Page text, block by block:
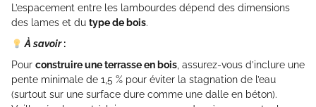
L’espacement entre les lambourdes dépend des dimensions
des lames et du type de bois.
À savoir:
Pour construire une terrasse en bois, assurez-vous d’inclure une
pente minimale de 1,5 % pour éviter la stagnation de l’eau
(surtout sur une surface dure comme une dalle en béton).